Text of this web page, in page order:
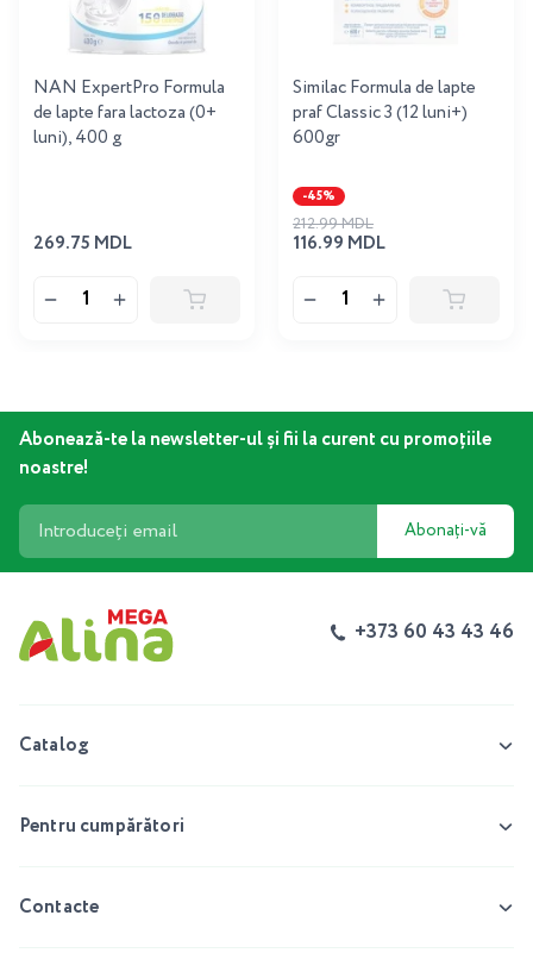
NAN ExpertPro Formula
de lapte fara lactoza (0+
luni), 400 g
269.75 MDL
Similac Formula de lapte
praf Classic 3 (12 luni+)
600gr
-45%
116.99 MDL
212.99 MDL
Abonează-te la newsletter-ul și fii la curent cu promoțiile
noastre!
Abonați-vă
+373 60 43 43 46
Catalog
Pentru cumpărători
Contacte